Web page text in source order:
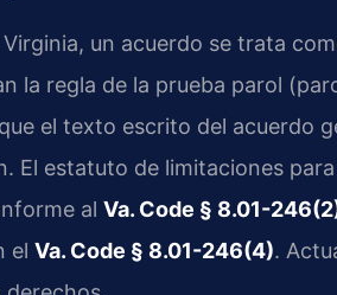
Virginia, un acuerdo se trata
la regla de la prueba parol
el texto escrito del acuerdo
El estatuto de limitaciones
al Va. Code § 8.01-
el Va. Code § 8.01-246(4).